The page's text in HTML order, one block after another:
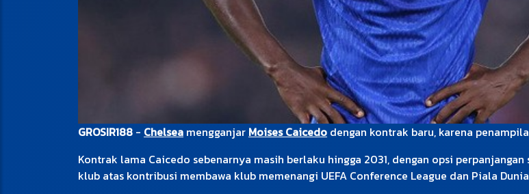
GROSIR188 - Chelsea mengganjar Moises Caicedo dengan kontrak baru, karena
Kontrak lama Caicedo sebenarnya masih berlaku hingga 2031, dengan opsi
klub atas kontribusi membawa klub memenangi UEFA Conference League dan Piala